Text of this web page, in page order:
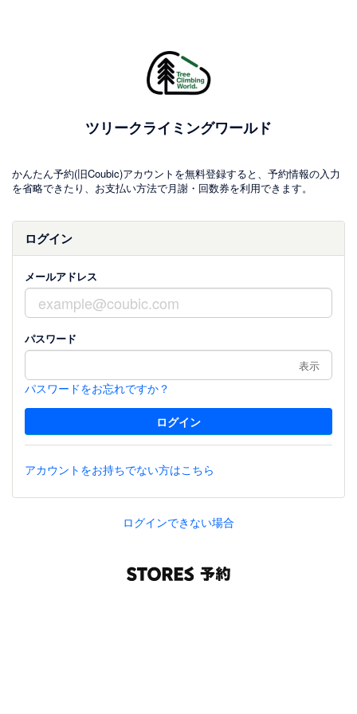
ツリークライミングワールド
かんたん予約(旧Coubic)アカウントを無料登録すると、予約情報の入力
を省略できたり、お支払い方法で月謝・回数券を利用できます。
ログイン
メールアドレス
パスワード
表示
パスワードをお忘れですか？
アカウントをお持ちでない方はこちら
ログインできない場合